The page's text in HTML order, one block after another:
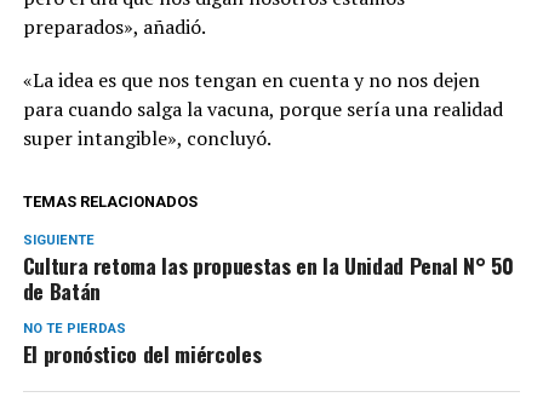
preparados», añadió.
«La idea es que nos tengan en cuenta y no nos dejen
para cuando salga la vacuna, porque sería una realidad
super intangible», concluyó.
TEMAS RELACIONADOS
SIGUIENTE
Cultura retoma las propuestas en la Unidad Penal N° 50
de Batán
NO TE PIERDAS
El pronóstico del miércoles